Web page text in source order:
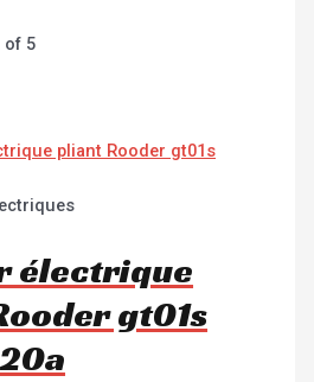
5
électrique
gt01s